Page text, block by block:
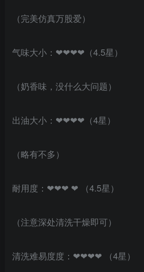
（完美仿真万股爱）
气味大小：❤❤❤❤（4.5星）
（奶香味，没什么大问题）
出油大小：❤❤❤❤（4星）
（略有不多）
耐用度：❤❤❤ ❤ （4.5星）
（注意深处清洗干燥即可）
清洗难易度度：❤❤❤❤ （4星）